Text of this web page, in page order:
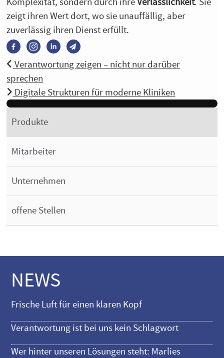
zeigt ihren Wert dort, wo sie unauffällig, aber
zuverlässig ihren Dienst erfüllt.
Verantwortung zeigen – nicht nur darüber
sprechen
Digitale Strukturen für moderne Kliniken
Produkte
Mitarbeiter
Unternehmen
offene Stellen
NEWS
Frische Luft für einen klaren Kopf
Verantwortung ist bei uns kein Schlagwort
Wer hinter unseren Lösungen steht: Marlies